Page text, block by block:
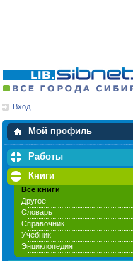
Вход
Мой профиль
Мои закладки
Работы
Книги
Все книги
Другое
Словарь
Справочник
Учебник
Энциклопедия